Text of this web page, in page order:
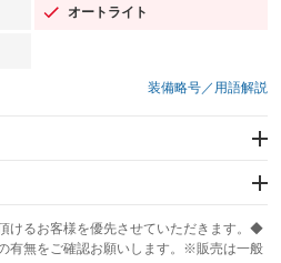
オートライト
：装備あり
装備略号／用語解説
イド
ABS
けるお客様を優先させていただきます。◆
有無をご確認お願いします。※販売は一般